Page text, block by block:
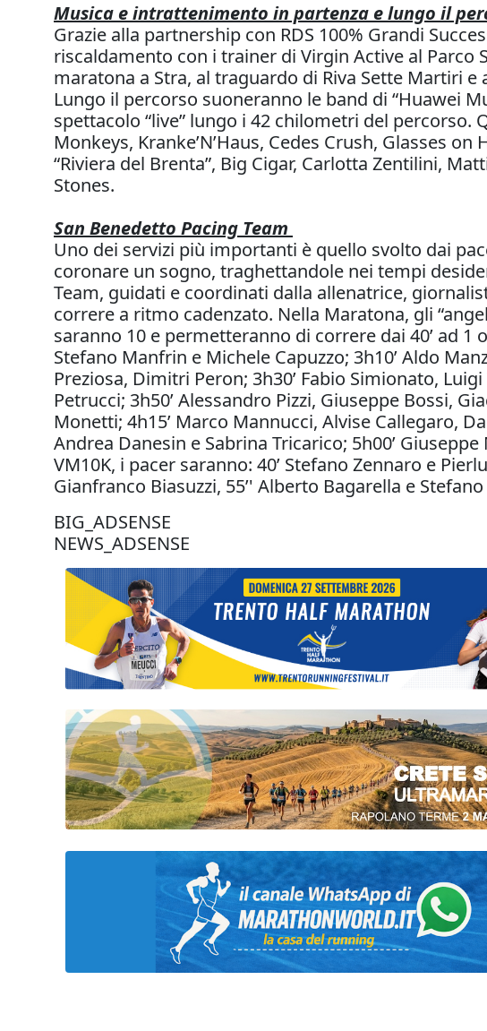
Musica e intrattenimento in partenza e lungo il
Grazie alla partnership con RDS 100% Grandi
riscaldamento con i trainer di Virgin Active al Parco
maratona a Stra, al traguardo di Riva Sette Martiri
Lungo il percorso suoneranno le band di “Huawei
spettacolo “live” lungo i 42 chilometri del percorso.
Monkeys, Kranke’N’Haus, Cedes Crush, Glasses
“Riviera del Brenta”, Big Cigar, Carlotta Zentilini,
Stones.
San Benedetto Pacing Team
Uno dei servizi più importanti è quello svolto dai
coronare un sogno, traghettandole nei tempi
Team, guidati e coordinati dalla allenatrice,
correre a ritmo cadenzato. Nella Maratona, gli
saranno 10 e permetteranno di correre dai 40’ ad
Stefano Manfrin e Michele Capuzzo; 3h10’ Aldo
Preziosa, Dimitri Peron; 3h30’ Fabio Simionato,
Petrucci; 3h50’ Alessandro Pizzi, Giuseppe Bossi,
Monetti; 4h15’ Marco Mannucci, Alvise Callegaro,
Andrea Danesin e Sabrina Tricarico; 5h00’
VM10K, i pacer saranno: 40’ Stefano Zennaro e
Gianfranco Biasuzzi, 55’' Alberto Bagarella e
BIG_ADSENSE
NEWS_ADSENSE